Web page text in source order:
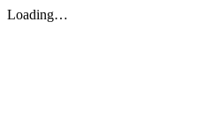
Loading…